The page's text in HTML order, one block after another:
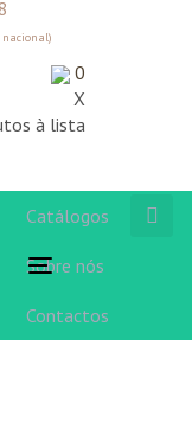
0
X
à lista
Toggle
Catálogos
Sobre nós
Contactos